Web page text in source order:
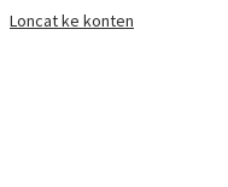
Loncat ke konten